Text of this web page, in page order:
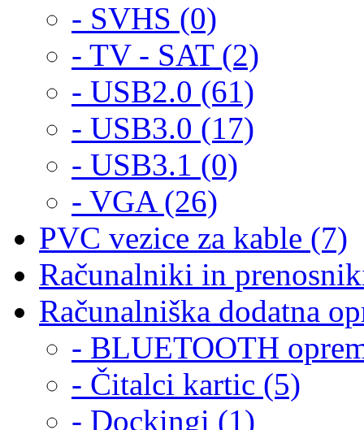
- SVHS (0)
- TV - SAT (2)
- USB2.0 (61)
- USB3.0 (17)
- USB3.1 (0)
- VGA (26)
PVC vezice za kable (7)
Računalniki in
Računalniška dodatna
- BLUETOOTH
- Čitalci kartic (5)
- Dockingi (1)